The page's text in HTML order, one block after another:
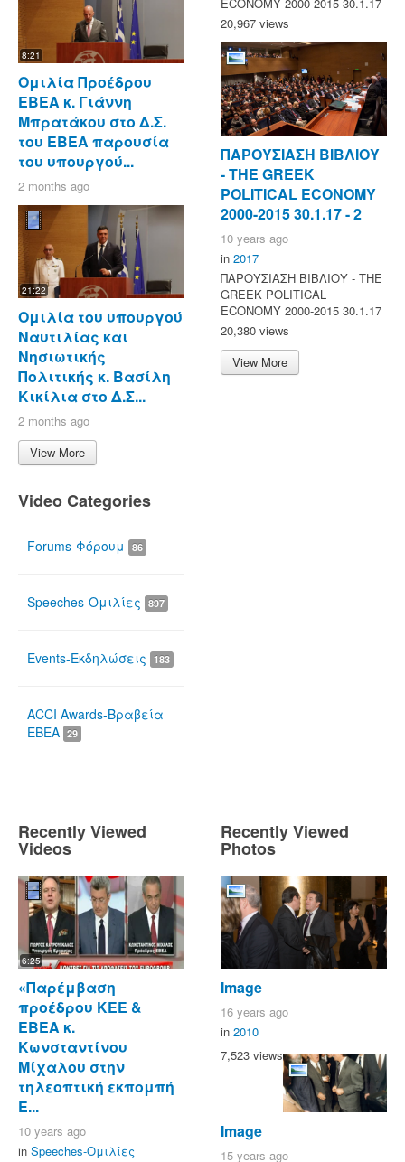
8:21
Ομιλία Προέδρου
ΕΒΕΑ κ. Γιάννη
Μπρατάκου στο Δ.Σ.
του ΕΒΕΑ παρουσία
του υπουργού...
2 months ago
21:22
Ομιλία του υπουργού
Ναυτιλίας και
Νησιωτικής
Πολιτικής κ. Βασίλη
Κικίλια στο Δ.Σ...
2 months ago
View More
Video Categories
Forums-Φόρουμ 86
Speeches-Ομιλίες 897
Events-Εκδηλώσεις 183
ACCI Awards-Βραβεία
ΕΒΕΑ 29
20,967 views
ΠΑΡΟΥΣΙΑΣΗ ΒΙΒΛΙΟΥ
- ΤΗΕ GREEK
POLITICAL ECONOMY
2000-2015 30.1.17 - 2
10 years ago
in 2017
ΠΑΡΟΥΣΙΑΣΗ ΒΙΒΛΙΟΥ - ΤΗΕ
GREEK POLITICAL
ECONOMY 2000-2015 30.1.17
20,380 views
View More
Recently Viewed
Videos
6:25
«Παρέμβαση
προέδρου ΚΕΕ &
ΕΒΕΑ κ.
Κωνσταντίνου
Μίχαλου στην
τηλεοπτική εκπομπή
Ε...
10 years ago
in Speeches-Ομιλίες
Recently Viewed
Photos
Image
16 years ago
in 2010
7,523 views
Image
15 years ago